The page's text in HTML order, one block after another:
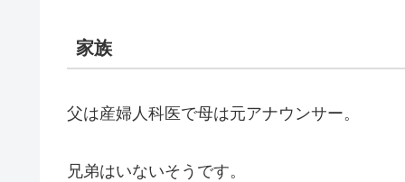
家族
父は産婦人科医で母は元アナウンサー。
兄弟はいないそうです。